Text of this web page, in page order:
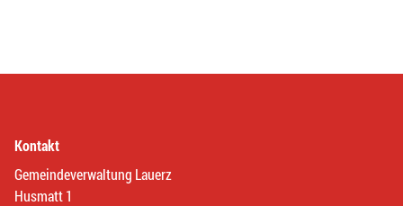
Kontakt
Gemeindeverwaltung Lauerz
Husmatt 1